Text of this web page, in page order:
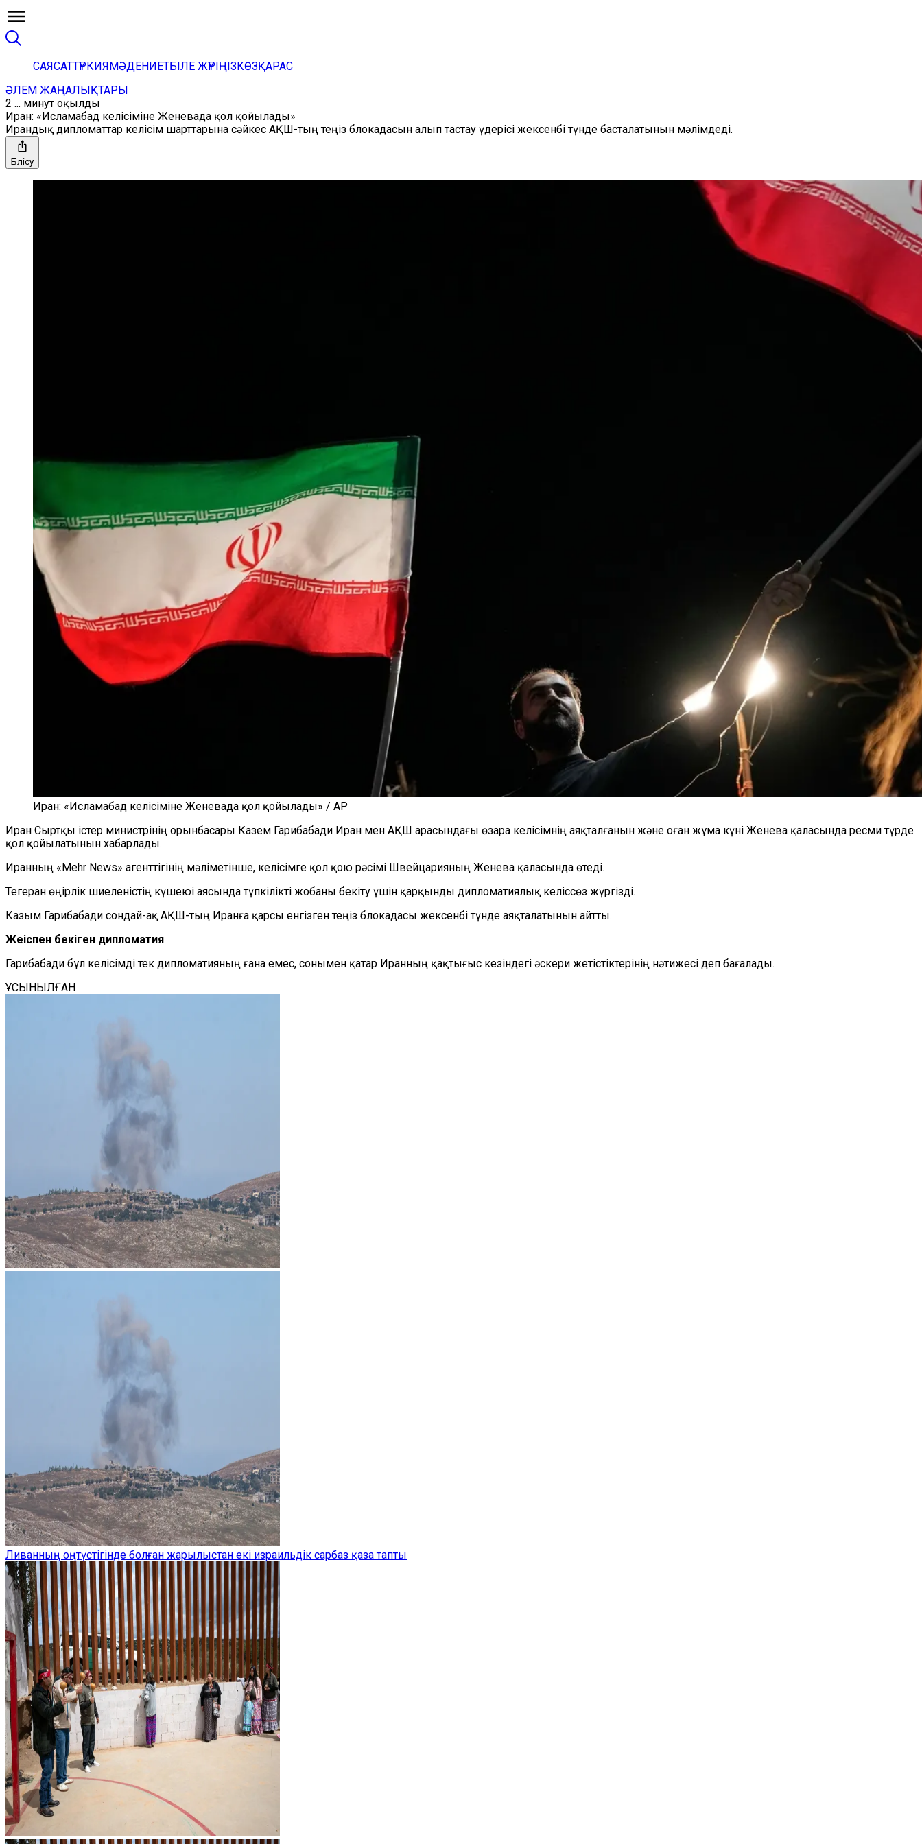
САЯСАТТҮРКИЯМӘДЕНИЕТБІЛЕ ЖҮРІҢІЗКӨЗҚАРАС
ӘЛЕМ ЖАҢАЛЫҚТАРЫ
2 ... минут оқылды
Иран: «Исламабад келісіміне Женевада қол қойылады»
Ирандық дипломаттар келісім шарттарына сәйкес АҚШ-тың теңіз блокадасын алып тастау үдерісі жексенбі түнде басталатынын мәлімдеді.
Бөлісу
Иран: «Исламабад келісіміне Женевада қол қойылады» / AP
Иран Сыртқы істер министрінің орынбасары Казем Гарибабади Иран мен АҚШ арасындағы өзара келісімнің аяқталғанын және оған жұма күні Женева қаласында ресми түрде
қол қойылатынын хабарлады.
Иранның «Mehr News» агенттігінің мәліметінше, келісімге қол қою рәсімі Швейцарияның Женева қаласында өтеді.
Тегеран өңірлік шиеленістің күшеюі аясында түпкілікті жобаны бекіту үшін қарқынды дипломатиялық келіссөз жүргізді.
Казым Гарибабади сондай-ақ АҚШ-тың Иранға қарсы енгізген теңіз блокадасы жексенбі түнде аяқталатынын айтты.
Жеңіспен бекіген дипломатия
Гарибабади бұл келісімді тек дипломатияның ғана емес, сонымен қатар Иранның қақтығыс кезіндегі әскери жетістіктерінің нәтижесі деп бағалады.
ҰСЫНЫЛҒАН
Ливанның оңтүстігінде болған жарылыстан екі израильдік сарбаз қаза тапты